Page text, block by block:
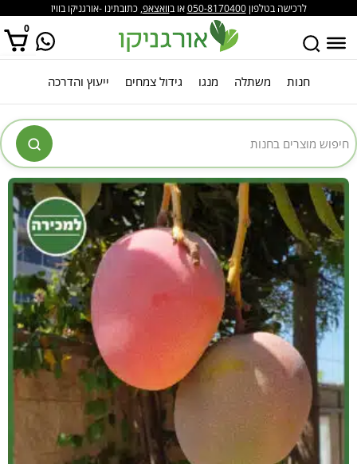
לרכישה בטלפון050-8170400או בוואצאפ, כתובתינו -אורגניקו בוויז
0
אין מוצרים בסל הקניות. חנות משתלה מנגו גידול צמחים ייעוץ והדרכה